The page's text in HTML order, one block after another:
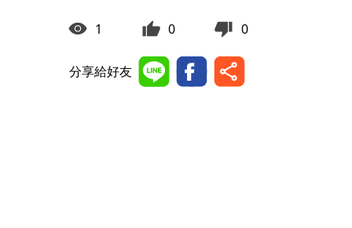
1 0 0
分享給好友